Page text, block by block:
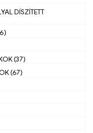
DÍSZÍTETT
(37)
(67)